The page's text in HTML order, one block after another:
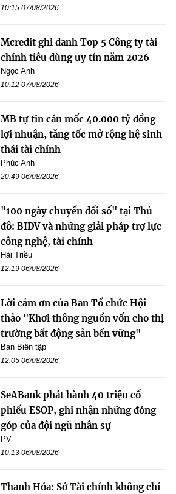
10:15 07/08/2026
Mcredit ghi danh Top 5 Công ty tài
chính tiêu dùng uy tín năm 2026
Ngọc Anh
10:12 07/08/2026
MB tự tin cán mốc 40.000 tỷ đồng
lợi nhuận, tăng tốc mở rộng hệ sinh
thái tài chính
Phúc Anh
20:49 06/08/2026
"100 ngày chuyển đổi số" tại Thủ
đô: BIDV và những giải pháp trợ lực
công nghệ, tài chính
Hải Triều
12:19 06/08/2026
Lời cảm ơn của Ban Tổ chức Hội
thảo "Khơi thông nguồn vốn cho thị
trường bất động sản bền vững"
Ban Biên tập
12:05 06/08/2026
SeABank phát hành 40 triệu cổ
phiếu ESOP, ghi nhận những đóng
góp của đội ngũ nhân sự
PV
10:13 06/08/2026
Thanh Hóa: Sở Tài chính không chỉ